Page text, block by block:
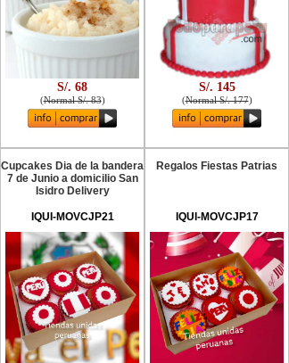
S/. 68
(Normal S/. 83)
S/. 145
(Normal S/. 177)
Cupcakes Dia de la bandera
7 de Junio a domicilio San
Isidro Delivery
IQUI-MOVCJP21
Regalos Fiestas Patrias
IQUI-MOVCJP17